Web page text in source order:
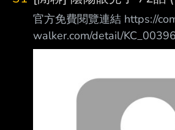
就是遊戲執行上的優化老是
優化，雖然我覺得聲駭那些
了） 改版前兩天各種搞笑比
早就會被玩家幹飛了 至今還
家真的能感受到，這群像神
官方免費閱覽連結 https://
walker.com/detail/
0039600010500011_E 上
.A.1FA.html 瀨戶在廢棄大樓
騙過普通惡靈的感知，但無
不過瀨戶也有收穫，當黑衣